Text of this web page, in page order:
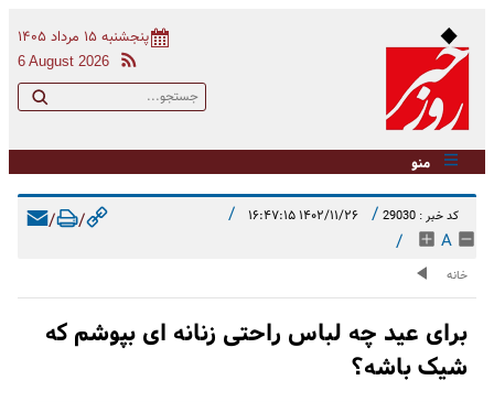
پنجشنبه ۱۵ مرداد ۱۴۰۵
6 August 2026
منو
کد خبر : 29030 / ۱۴۰۲/۱۱/۲۶ ۱۶:۴۷:۱۵ /
A
/
/
/
خانه
برای عید چه لباس راحتی زنانه ای بپوشم که
شیک باشه؟